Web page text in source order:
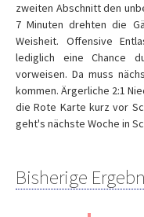
zweiten Abschnitt den
7 Minuten drehten die
Weisheit. Offensive
lediglich eine Chance
vorweisen. Da muss
kommen. Ärgerliche 2:1
die Rote Karte kurz vor
geht's nächste Woche in
Bisherige